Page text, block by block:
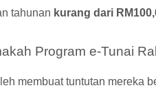
tahunan kurang dari
Program e-Tunai
membuat tuntutan mereka